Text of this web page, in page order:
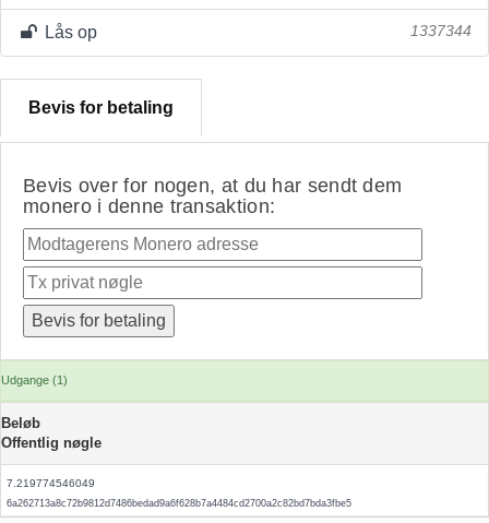
Lås op 1337344
Bevis for betaling
Bevis over for nogen, at du har sendt dem
monero i denne transaktion:
Udgange (1)
Beløb
Offentlig nøgle
7.219774546049
6a262713a8c72b9812d7486bedad9a6f628b7a4484cd2700a2c82bd7bda3fbe5